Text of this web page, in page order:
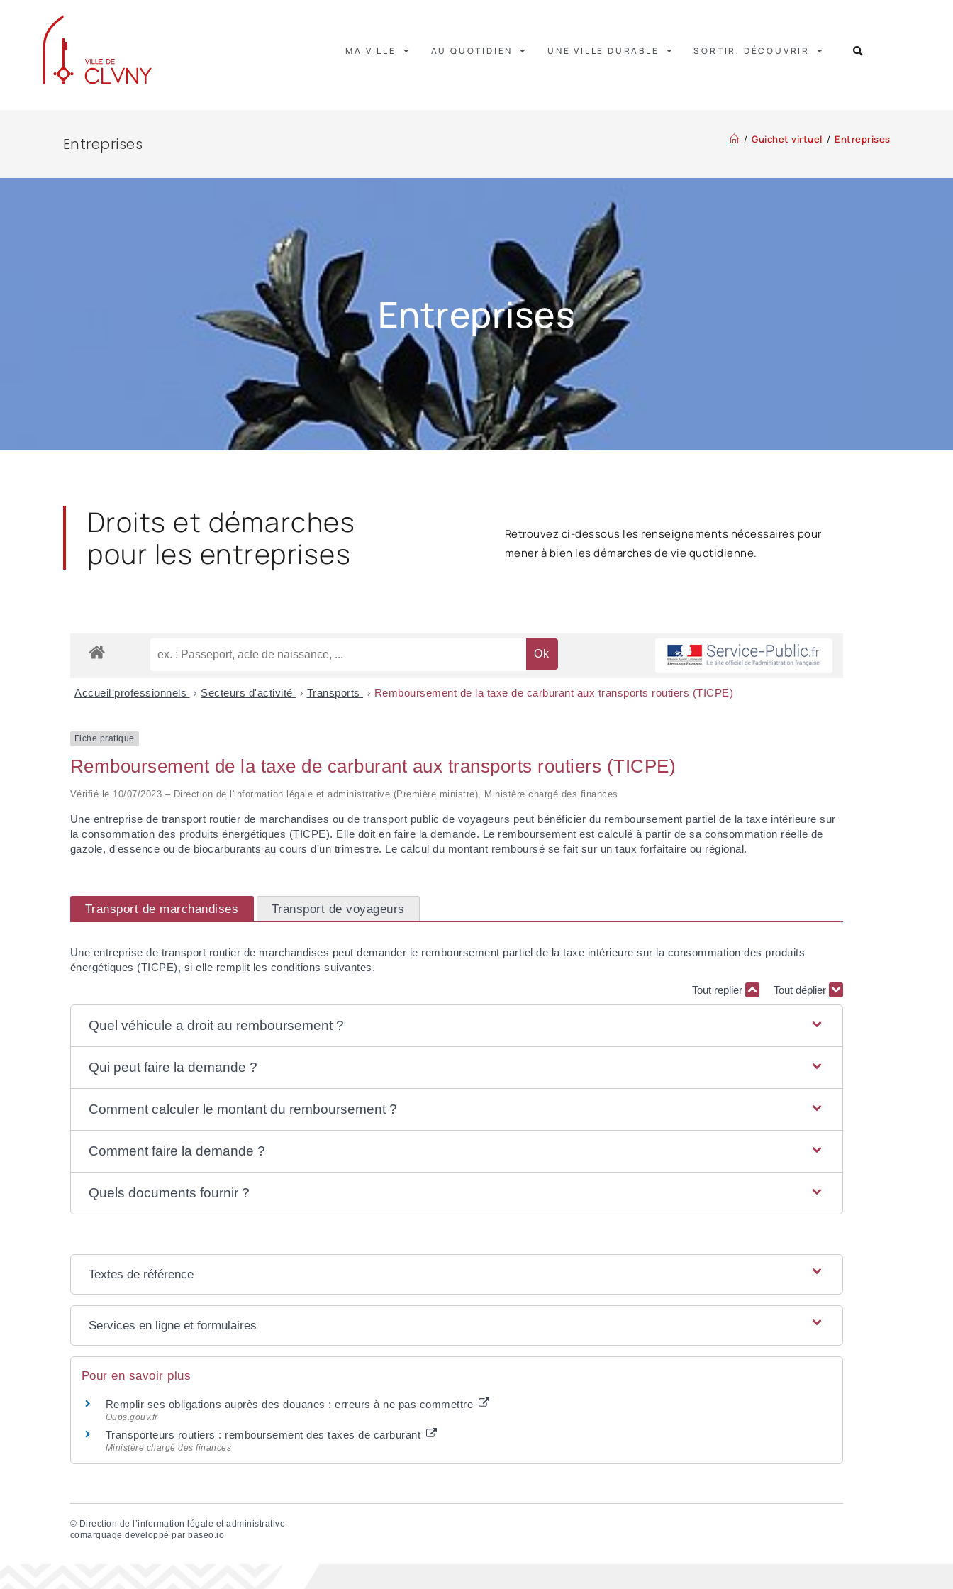
MA VILLE AU QUOTIDIEN UNE VILLE DURABLE SORTIR, DÉCOUVRIR
Entreprises / Guichet virtuel / Entreprises
Entreprises
Droits et démarches
pour les entreprises
Retrouvez ci-dessous les renseignements nécessaires pour
mener à bien les démarches de vie quotidienne.
Accueil professionnels > Secteurs d'activité > Transports > Remboursement de la taxe de carburant aux transports routiers (TICPE)
Fiche pratique
Remboursement de la taxe de carburant aux transports routiers (TICPE)
Vérifié le 10/07/2023 – Direction de l'information légale et administrative (Première ministre), Ministère chargé des finances
Une entreprise de transport routier de marchandises ou de transport public de voyageurs peut bénéficier du remboursement partiel de la taxe intérieure sur
la consommation des produits énergétiques (TICPE). Elle doit en faire la demande. Le remboursement est calculé à partir de sa consommation réelle de
gazole, d'essence ou de biocarburants au cours d'un trimestre. Le calcul du montant remboursé se fait sur un taux forfaitaire ou régional.
Transport de marchandises Transport de voyageurs
Une entreprise de transport routier de marchandises peut demander le remboursement partiel de la taxe intérieure sur la consommation des produits
énergétiques (TICPE), si elle remplit les conditions suivantes.
Tout replier
Tout déplier
Quel véhicule a droit au remboursement ?
Qui peut faire la demande ?
Comment calculer le montant du remboursement ?
Comment faire la demande ?
Quels documents fournir ?
Textes de référence
Services en ligne et formulaires
Pour en savoir plus
Remplir ses obligations auprès des douanes : erreurs à ne pas commettre
Oups.gouv.fr
Transporteurs routiers : remboursement des taxes de carburant
Ministère chargé des finances
© Direction de l’information légale et administrative
comarquage developpé par baseo.io